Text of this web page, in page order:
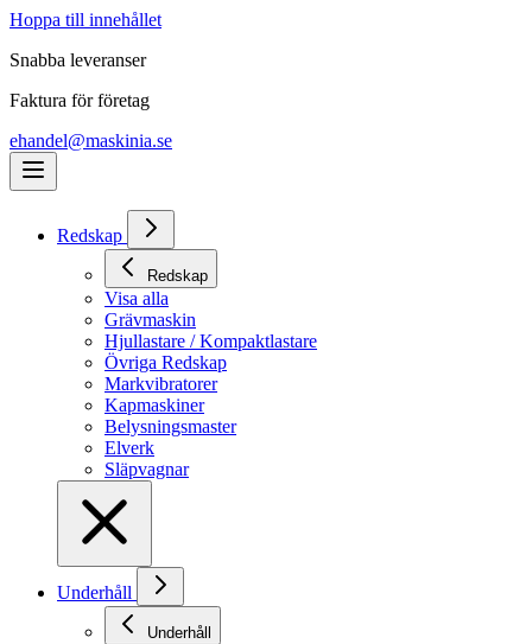
Hoppa till innehållet
Snabba leveranser
Faktura för företag
ehandel@maskinia.se
Redskap
Redskap
Visa alla
Grävmaskin
Hjullastare / Kompaktlastare
Övriga Redskap
Markvibratorer
Kapmaskiner
Belysningsmaster
Elverk
Släpvagnar
Underhåll
Underhåll